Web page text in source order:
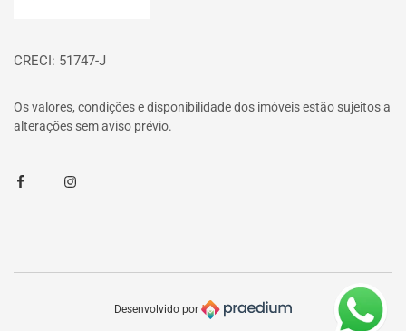
CRECI: 51747-J
Os valores, condições e disponibilidade dos imóveis estão sujeitos a
alterações sem aviso prévio.
FacebookInstagram
Desenvolvido por